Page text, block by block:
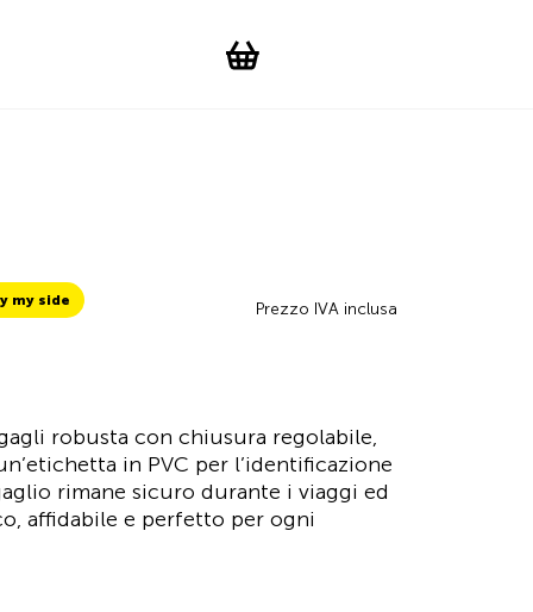
WishList
my side Prezzo IVA inclusa
robusta con chiusura regolabile,
in PVC per l’identificazione
rimane sicuro durante i viaggi ed
affidabile e perfetto per ogni